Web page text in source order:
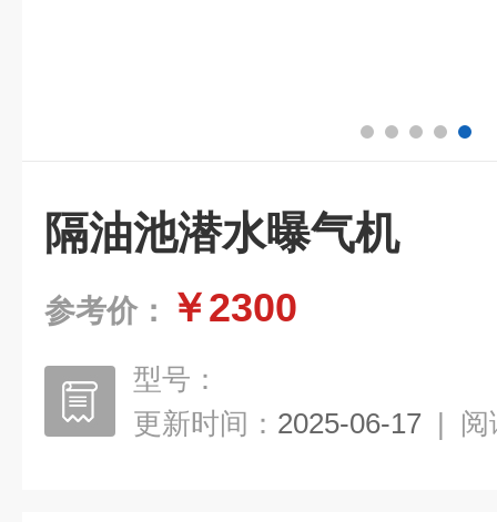
隔油池潜水曝气机
参考价： ￥2300
型号：
更新时间： 2025-06-17 | 阅